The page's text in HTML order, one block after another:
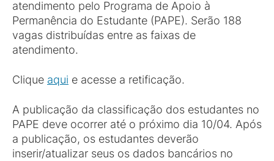
atendimento pelo Programa de Apoio à
Permanência do Estudante (PAPE). Serão 188
vagas distribuídas entre as faixas de
atendimento.
Clique aqui e acesse a retificação.
A publicação da classificação dos estudantes no
PAPE deve ocorrer até o próximo dia 10/04. Após
a publicação, os estudantes deverão
inserir/atualizar seus os dados bancários no